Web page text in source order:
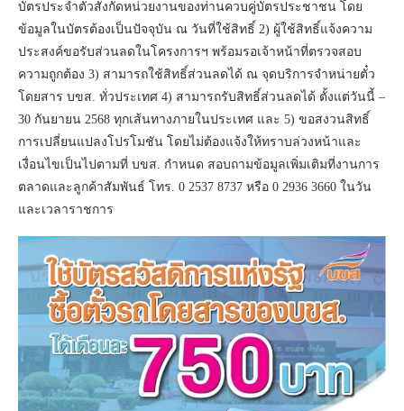
บัตรประจำตัวสังกัดหน่วยงานของท่านควบคู่บัตรประชาชน โดย
ข้อมูลในบัตรต้องเป็นปัจจุบัน ณ วันที่ใช้สิทธิ์ 2) ผู้ใช้สิทธิ์แจ้งความ
ประสงค์ขอรับส่วนลดในโครงการฯ พร้อมรอเจ้าหน้าที่ตรวจสอบ
ความถูกต้อง 3) สามารถใช้สิทธิ์ส่วนลดได้ ณ จุดบริการจำหน่ายตั๋ว
โดยสาร บขส. ทั่วประเทศ 4) สามารถรับสิทธิ์ส่วนลดได้ ตั้งแต่วันนี้ –
30 กันยายน 2568 ทุกเส้นทางภายในประเทศ และ 5) ขอสงวนสิทธิ์
การเปลี่ยนแปลงโปรโมชัน โดยไม่ต้องแจ้งให้ทราบล่วงหน้าและ
เงื่อนไขเป็นไปตามที่ บขส. กำหนด สอบถามข้อมูลเพิ่มเติมที่งานการ
ตลาดและลูกค้าสัมพันธ์ โทร. 0 2537 8737 หรือ 0 2936 3660 ในวัน
และเวลาราชการ